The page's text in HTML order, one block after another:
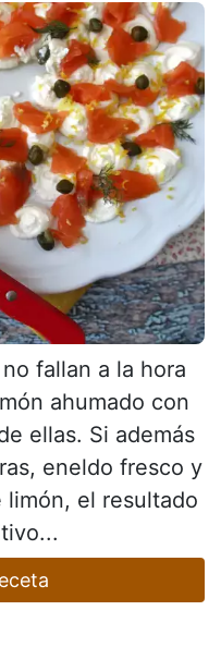
fallan a la hora
ahumado con
ellas. Si además
eneldo fresco y
el resultado